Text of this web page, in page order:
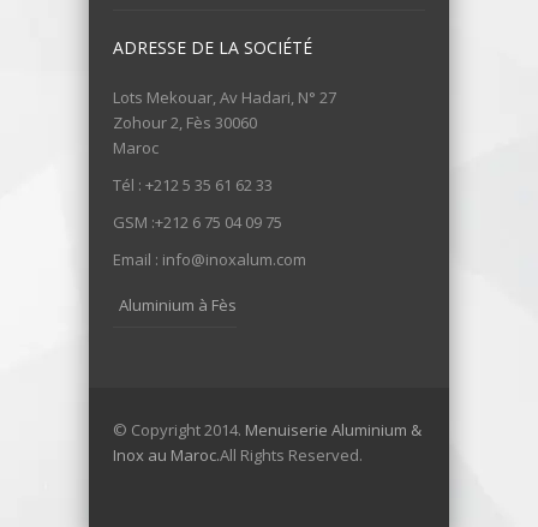
ADRESSE DE LA SOCIÉTÉ
Lots Mekouar, Av Hadari, N° 27
Zohour 2, Fès 30060
Maroc
Tél : +212 5 35 61 62 33
GSM :+212 6 75 04 09 75
Email : info@inoxalum.com
Aluminium à Fès
© Copyright 2014. Menuiserie Aluminium &
Inox au Maroc.All Rights Reserved.